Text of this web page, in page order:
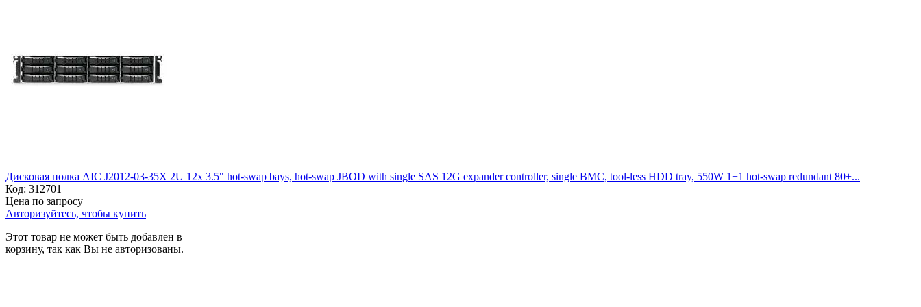
Дисковая полка AIC J2012-03-35X 2U 12x 3.5" hot-swap bays, hot-swap JBOD with single SAS 12G expander controller, single BMC, tool-less HDD tray, 550W 1+1 hot-swap redundant 80+...
Код: 312701
Цена по запросу
Авторизуйтесь, чтобы купить
Этот товар не может быть добавлен в
корзину, так как Вы не авторизованы.